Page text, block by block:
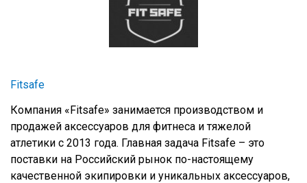
Fitsafe
Компания «Fitsafe» занимается производством и
продажей аксессуаров для фитнеса и тяжелой
атлетики с 2013 года. Главная задача Fitsafe – это
поставки на Российский рынок по-настоящему
качественной экипировки и уникальных аксессуаров,